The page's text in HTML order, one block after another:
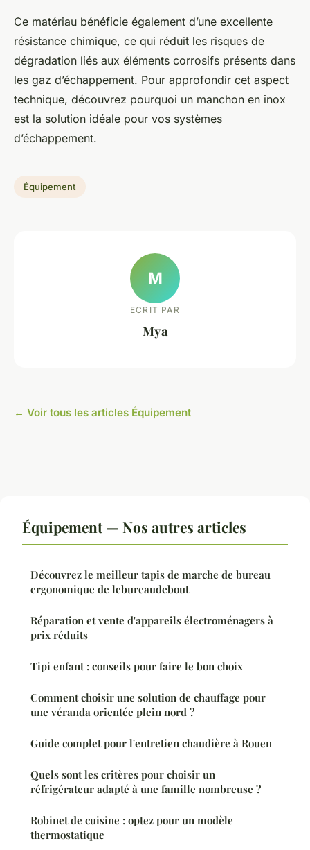
Ce matériau bénéficie également d’une excellente
résistance chimique, ce qui réduit les risques de
dégradation liés aux éléments corrosifs présents dans
les gaz d’échappement. Pour approfondir cet aspect
technique, découvrez pourquoi un manchon en inox
est la solution idéale pour vos systèmes
d’échappement.
Équipement
M
ECRIT PAR
Mya
← Voir tous les articles Équipement
Équipement — Nos autres articles
Découvrez le meilleur tapis de marche de bureau
ergonomique de lebureaudebout
Réparation et vente d'appareils électroménagers à
prix réduits
Tipi enfant : conseils pour faire le bon choix
Comment choisir une solution de chauffage pour
une véranda orientée plein nord ?
Guide complet pour l'entretien chaudière à Rouen
Quels sont les critères pour choisir un
réfrigérateur adapté à une famille nombreuse ?
Robinet de cuisine : optez pour un modèle
thermostatique